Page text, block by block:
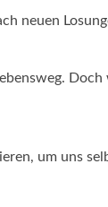
neuen
um uns